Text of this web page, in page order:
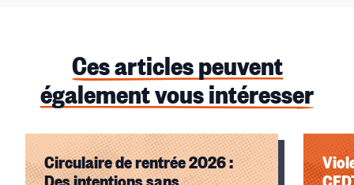
Ces articles peuvent
également vous intéresser
Circulaire de rentrée 2026 :